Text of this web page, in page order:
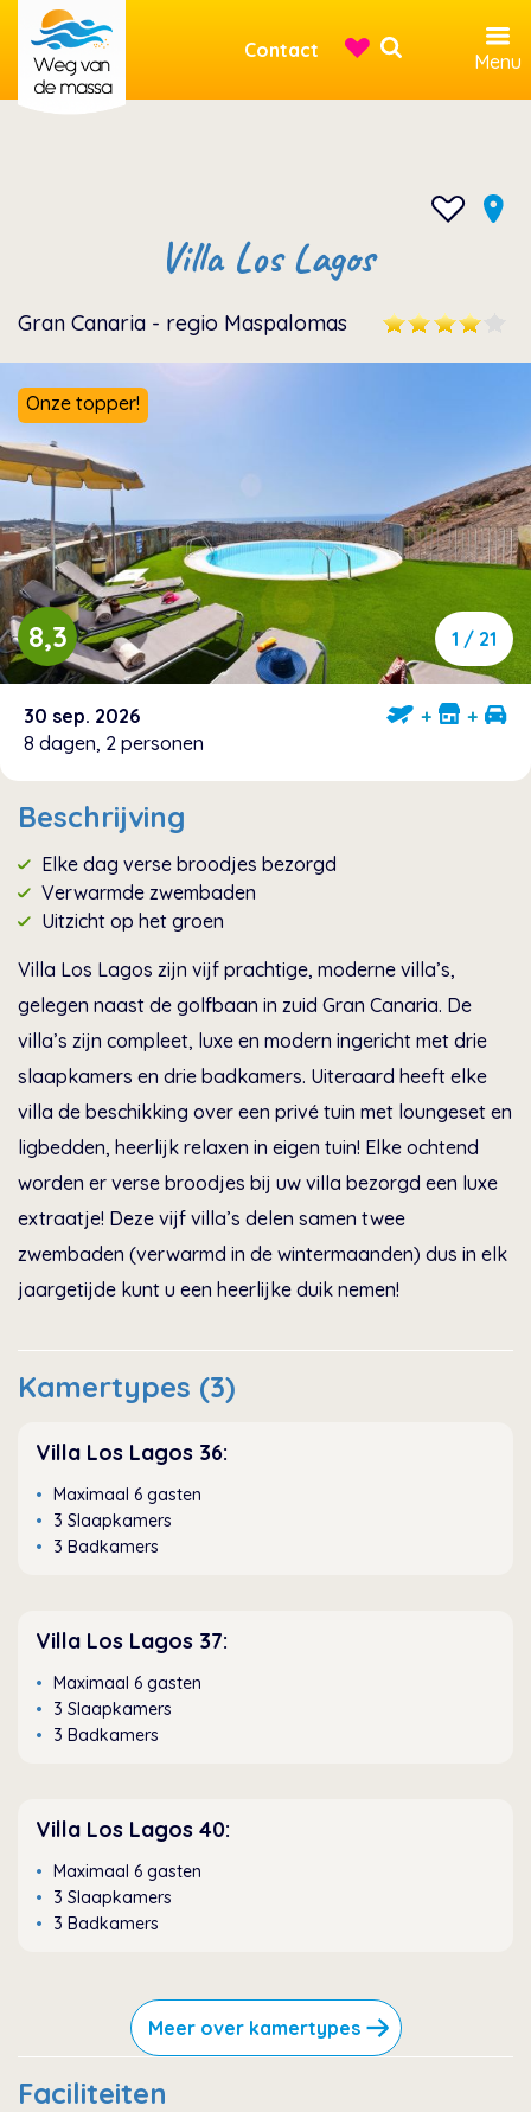
Contact Menu
Villa Los Lagos
Gran Canaria - regio Maspalomas
Onze topper!
8,3 1 / 21
30 sep. 2026
8 dagen, 2 personen
+ +
Beschrijving
Elke dag verse broodjes bezorgd
Verwarmde zwembaden
Uitzicht op het groen
Villa Los Lagos zijn vijf prachtige, moderne villa’s,
gelegen naast de golfbaan in zuid Gran Canaria. De
villa’s zijn compleet, luxe en modern ingericht met drie
slaapkamers en drie badkamers. Uiteraard heeft elke
villa de beschikking over een privé tuin met loungeset en
ligbedden, heerlijk relaxen in eigen tuin! Elke ochtend
worden er verse broodjes bij uw villa bezorgd een luxe
extraatje! Deze vijf villa’s delen samen twee
zwembaden (verwarmd in de wintermaanden) dus in elk
jaargetijde kunt u een heerlijke duik nemen!
Kamertypes (3)
Villa Los Lagos 36:
Maximaal 6 gasten
3 Slaapkamers
3 Badkamers
Villa Los Lagos 37:
Maximaal 6 gasten
3 Slaapkamers
3 Badkamers
Villa Los Lagos 40:
Maximaal 6 gasten
3 Slaapkamers
3 Badkamers
Meer over kamertypes
Faciliteiten